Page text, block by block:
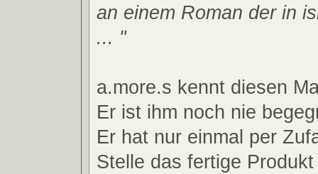
an einem Roman der in
... "
a.more.s kennt diesen
Er ist ihm noch nie
Er hat nur einmal per
Stelle das fertige